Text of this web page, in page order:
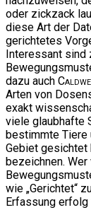
oder zickzack
diese Art der
gerichtetes
Interessant sind
dazu auch
Arten von
exakt
viele glaubhafte
bestimmte Tiere
Gebiet gesichtet
bezeichnen.
wie „Gerichtet“
Erfassung erfolg